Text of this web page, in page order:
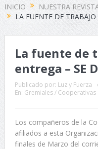
INICIO NUESTRA
LA FUENTE DE
La fuente de
entrega – SE
Publicado por: Luz y Fuerza
En: Gremiales / Cooperativas
Los compañeros de la
afiliados a esta
finales de Marzo del